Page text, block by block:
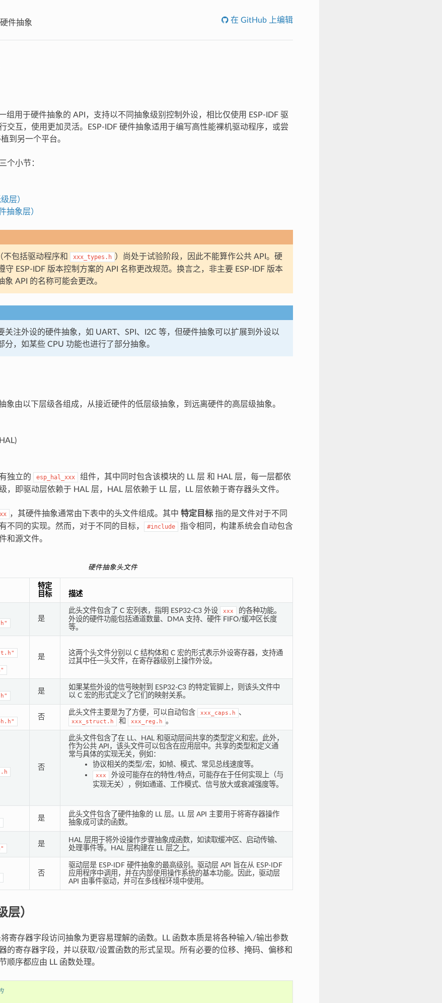
硬件抽象 在 GitHub 上编辑
组用于硬件抽象的 API，支持以不同抽象级别控制外设，相比仅使用 ESP-IDF 驱
交互，使用更加灵活。ESP-IDF 硬件抽象适用于编写高性能裸机驱动程序，或尝
到另一个平台。
个小节：
层）
抽象层）
不包括驱动程序和 xxx_types.h ）尚处于试验阶段，因此不能算作公共 API。硬
守 ESP-IDF 版本控制方案的 API 名称更改规范。换言之，非主要 ESP-IDF 版本
象 API 的名称可能会更改。
关注外设的硬件抽象，如 UART、SPI、I2C 等，但硬件抽象可以扩展到外设以
分，如某些 CPU 功能也进行了部分抽象。
象由以下层级各组成，从接近硬件的低层级抽象，到远离硬件的高层级抽象。
独立的 esp_hal_xxx
组件，其中同时包含该模块的 LL 层 和 HAL 层，每一层都依
，即驱动层依赖于 HAL 层，HAL 层依赖于 LL 层，LL 层依赖于寄存器头文件。
，其硬件抽象通常由下表中的头文件组成。其中 特定目标指的是文件对于不同
不同的实现。然而，对于不同的目标，
#include
指令相同，构建系统会自动包含
和源文件。
硬件抽象头文件
特定
目标
描述
是
此头文件包含了 C 宏列表，指明 ESP32-C3 外设 xxx
的各种功能。
外设的硬件功能包括通道数量、DMA 支持、硬件 FIFO/缓冲区长度
等。
是
这两个头文件分别以 C 结构体和 C 宏的形式表示外设寄存器，支持通
过其中任一头文件，在寄存器级别上操作外设。
是
如果某些外设的信号映射到 ESP32-C3 的特定管脚上，则该头文件中
以 C 宏的形式定义了它们的映射关系。
否
此头文件主要是为了方便，可以自动包含 xxx_caps.h 、
xxx_struct.h 和 xxx_reg.h 。
否
此头文件包含了在 LL、HAL 和驱动层间共享的类型定义和宏。此外，
作为公共 API，该头文件可以包含在应用层中。共享的类型和定义通
常与具体的实现无关，例如：
协议相关的类型/宏，如帧、模式、常见总线速度等。
xxx
外设可能存在的特性/特点，可能存在于任何实现上（与
实现无关），例如通道、工作模式、信号放大或衰减强度等。
是
此头文件包含了硬件抽象的 LL 层。LL 层 API 主要用于将寄存器操作
抽象成可读的函数。
是
HAL 层用于将外设操作步骤抽象成函数，如读取缓冲区、启动传输、
处理事件等。HAL 层构建在 LL 层之上。
否
驱动层是 ESP-IDF 硬件抽象的最高级别。驱动层 API 旨在从 ESP-IDF
应用程序中调用，并在内部使用操作系统的基本功能。因此，驱动层
API 由事件驱动，并可在多线程环境中使用。
）
将寄存器字段访问抽象为更容易理解的函数。LL 函数本质是将各种输入/输出参数
的寄存器字段，并以获取/设置函数的形式呈现。所有必要的位移、掩码、偏移和
顺序都应由 LL 函数处理。